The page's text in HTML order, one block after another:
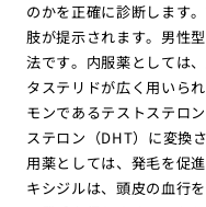
のかを正確に診断します
肢が提示されます。男性
法です。内服薬としては
タステリドが広く用いら
モンであるテストステロ
ステロン（DHT）に変換
用薬としては、発毛を促
キシジルは、頭皮の血行